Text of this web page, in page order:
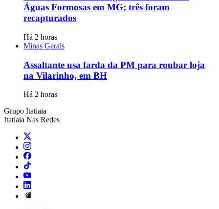
Águas Formosas em MG; três foram
recapturados
Há 2 horas
Minas Gerais
Assaltante usa farda da PM para roubar loja
na Vilarinho, em BH
Há 2 horas
Grupo Itatiaia
Itatiaia Nas Redes